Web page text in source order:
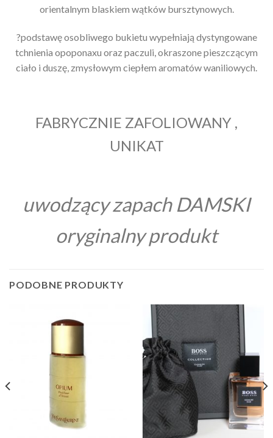
orientalnym blaskiem wątków bursztynowych.
?podstawę osobliwego bukietu wypełniają dystyngowane
tchnienia opoponaxu oraz paczuli, okraszone pieszczącym
ciało i duszę, zmysłowym ciepłem aromatów waniliowych.
FABRYCZNIE ZAFOLIOWANY ,
UNIKAT
uwodzący zapach DAMSKI
oryginalny produkt
PODOBNE PRODUKTY